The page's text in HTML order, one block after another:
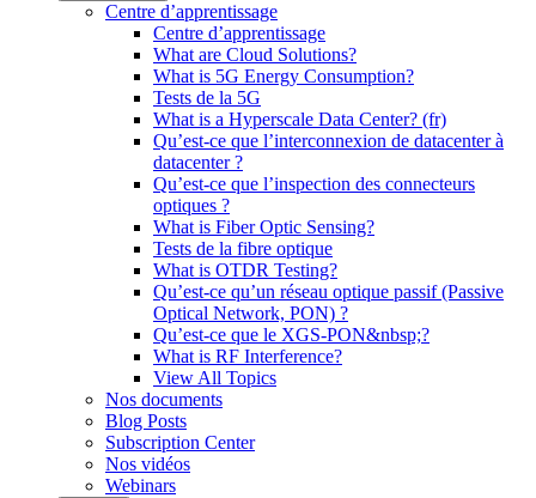
Centre d’apprentissage
Centre d’apprentissage
What are Cloud Solutions?
What is 5G Energy Consumption?
Tests de la 5G
What is a Hyperscale Data Center? (fr)
Qu’est-ce que l’interconnexion de datacenter à
datacenter ?
Qu’est-ce que l’inspection des connecteurs
optiques ?
What is Fiber Optic Sensing?
Tests de la fibre optique
What is OTDR Testing?
Qu’est-ce qu’un réseau optique passif (Passive
Optical Network, PON) ?
Qu’est-ce que le XGS-PON&nbsp;?
What is RF Interference?
View All Topics
Nos documents
Blog Posts
Subscription Center
Nos vidéos
Webinars